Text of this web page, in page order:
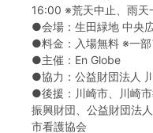
16:00 ※荒天中止、雨天
●会場：生田緑地 中央
●料金：入場無料 ※一
●主催：En Globe
●協力：公益財団法人
●後援：川崎市、川崎
振興財団、公益財団法
市看護協会